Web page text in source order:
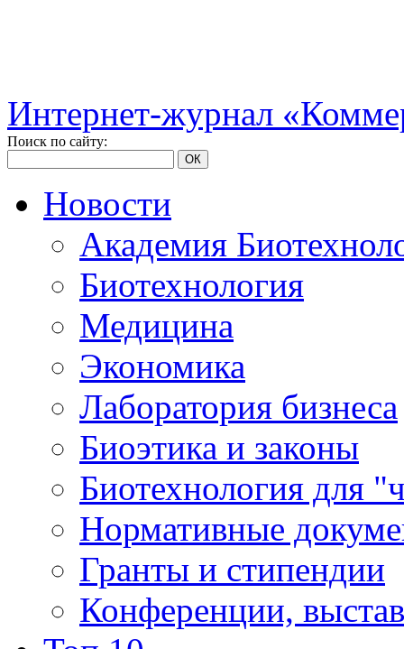
Интернет-журнал
Поиск по сайту:
ОК
Новости
Академия
Биотехнология
Медицина
Экономика
Лаборатория бизнеса
Биоэтика и законы
Биотехнология для
Нормативные
Гранты и стипендии
Конференции,